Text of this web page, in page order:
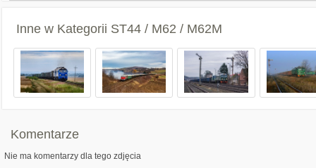
Inne w Kategorii ST44 / M62 / M62M
Komentarze
Nie ma komentarzy dla tego zdjęcia